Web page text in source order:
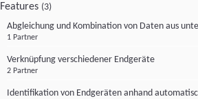
Features (3)
Abgleichung und Kombination von Daten aus
1 Partner
Verknüpfung verschiedener Endgeräte
2 Partner
Identifikation von Endgeräten anhand